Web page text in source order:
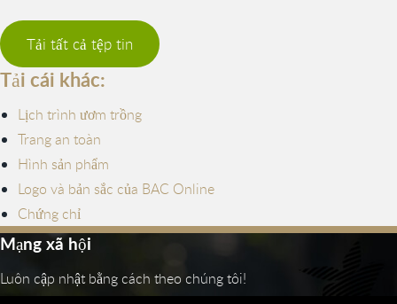
Tải tất cả tệp tin
Tải cái khác:
Lịch trình ươm trồng
Trang an toàn
Hình sản phẩm
Logo và bản sắc của BAC Online
Chứng chỉ
Mạng xã hội
Luôn cập nhật bằng cách theo chúng tôi!